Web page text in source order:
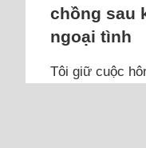
chồng sau
ngoại tình
Tôi giữ cuộc